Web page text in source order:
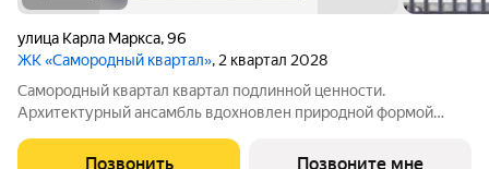
улица Карла Маркса,96
ЖК «Самородный квартал», 2 квартал 2028
Самородный квартал квартал подлинной ценности.
Архитектурный ансамбль вдохновлен природной формой
геометрией фасадов. Внутренний двор и места общего
Позвонить Позвоните мне